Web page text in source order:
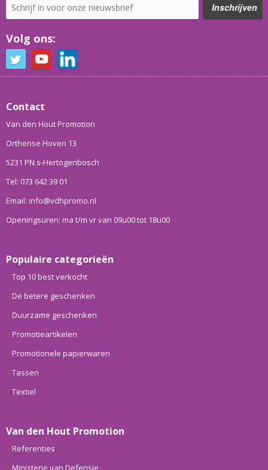
Volg ons:
Contact
Van den Hout Promotion
Orthense Hoven 13
5231 PN s-Hertogenbosch
Tel: 073 642 39 01
Email: info@vdhpromo.nl
Openingsuren: ma t/m vr van 09u00 tot 18u00
Populaire categorieën
Top 10 best verkocht
De betere geschenken
Duurzame geschenken
Promotieartikelen
Promotionele papierwaren
Tassen
Textiel
Van den Hout Promotion
Referenties
Ministerie van Defensie